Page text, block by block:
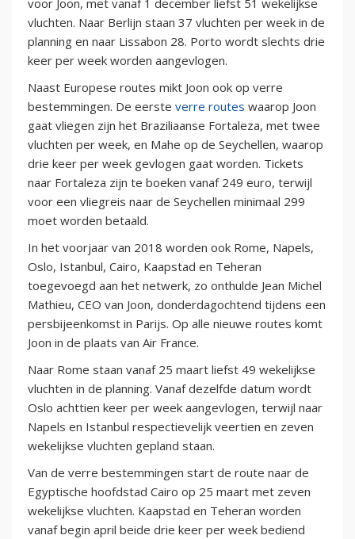
voor Joon, met vanaf 1 december liefst 51 wekelijkse
vluchten. Naar Berlijn staan 37 vluchten per week in de
planning en naar Lissabon 28. Porto wordt slechts drie
keer per week worden aangevlogen.
Naast Europese routes mikt Joon ook op verre
bestemmingen. De eerste verre routes waarop Joon
gaat vliegen zijn het Braziliaanse Fortaleza, met twee
vluchten per week, en Mahe op de Seychellen, waarop
drie keer per week gevlogen gaat worden. Tickets
naar Fortaleza zijn te boeken vanaf 249 euro, terwijl
voor een vliegreis naar de Seychellen minimaal 299
moet worden betaald.
In het voorjaar van 2018 worden ook Rome, Napels,
Oslo, Istanbul, Cairo, Kaapstad en Teheran
toegevoegd aan het netwerk, zo onthulde Jean Michel
Mathieu, CEO van Joon, donderdagochtend tijdens een
persbijeenkomst in Parijs. Op alle nieuwe routes komt
Joon in de plaats van Air France.
Naar Rome staan vanaf 25 maart liefst 49 wekelijkse
vluchten in de planning. Vanaf dezelfde datum wordt
Oslo achttien keer per week aangevlogen, terwijl naar
Napels en Istanbul respectievelijk veertien en zeven
wekelijkse vluchten gepland staan.
Van de verre bestemmingen start de route naar de
Egyptische hoofdstad Cairo op 25 maart met zeven
wekelijkse vluchten. Kaapstad en Teheran worden
vanaf begin april beide drie keer per week bediend